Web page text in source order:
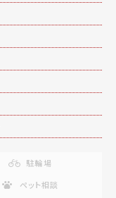
駐輪場
ペット相談